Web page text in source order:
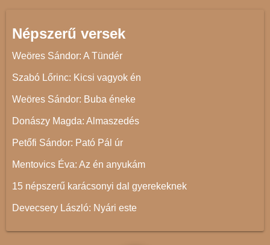
Népszerű versek
Weöres Sándor: A Tündér
Szabó Lőrinc: Kicsi vagyok én
Weöres Sándor: Buba éneke
Donászy Magda: Almaszedés
Petőfi Sándor: Pató Pál úr
Mentovics Éva: Az én anyukám
15 népszerű karácsonyi dal gyerekeknek
Devecsery László: Nyári este